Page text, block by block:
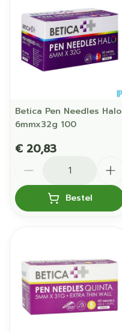
Betica Pen Needles Halo
6mmx32g 100
€ 20,83
Bestel